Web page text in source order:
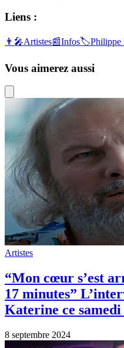
Liens :
👨‍🎤Artistes📰Infos🏷️Philippe
Vous aimerez aussi
Artistes
“Mon cœur s’est
17 minutes”
Katerine ce samedi
8 septembre 2024